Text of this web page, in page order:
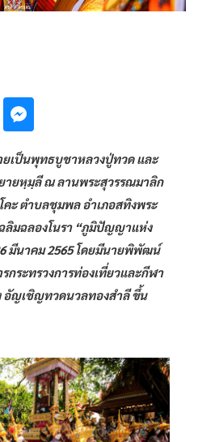
ยเป็นพุทธบูชาหลวงปู่ทวด และ
ายหฺมฺลี ณ ลานพระสุวรรณมาลิก
ะ ตำบลชุมพล อำเภอสทิงพระ
ลิมฉลองโนรา “ภูมิปัญญาแห่ง
มีนาคม 2565 โดยมีนายพิพัฒน์
กระทรวงการท่องเที่ยวและกีฬา
อัญเชิญทวดนวลทองสำลี ขึ้น